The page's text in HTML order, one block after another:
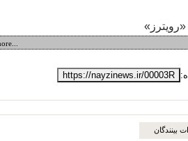
https://nayzinews.ir/00003R
بینندگان